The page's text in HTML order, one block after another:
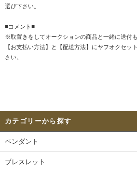
選び下さい。
■コメント■
※取置きをしてオークションの商品と一緒に送付
【お支払い方法】と【配送方法】にヤフオクセッ
さい。
カテゴリーから探す
ペンダント
ブレスレット